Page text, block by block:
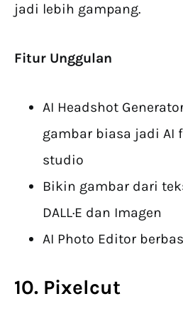
jadi lebih gampang.
Fitur Unggulan
AI Headshot
gambar biasa jadi AI
studio
Bikin gambar dari
DALL·E dan Imagen
AI Photo Editor
10. Pixelcut